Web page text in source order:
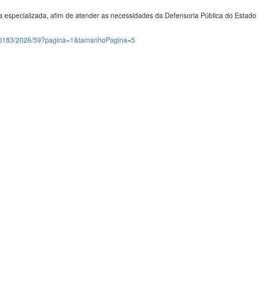
afim de atender as necessidades da Defensoria Pública do Estado
2026/59?pagina=1&tamanhoPagina=5